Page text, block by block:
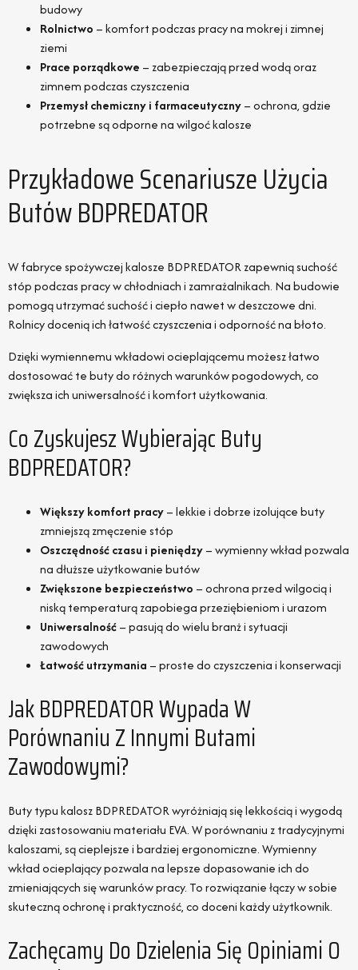
budowy
Rolnictwo – komfort podczas pracy na mokrej i zimnej
ziemi
Prace porządkowe – zabezpieczają przed wodą oraz
zimnem podczas czyszczenia
Przemysł chemiczny i farmaceutyczny– ochrona, gdzie
potrzebne są odporne na wilgoć kalosze
Przykładowe Scenariusze Użycia
Butów BDPREDATOR
W fabryce spożywczej kalosze BDPREDATOR zapewnią suchość
stóp podczas pracy w chłodniach i zamrażalnikach. Na budowie
pomogą utrzymać suchość i ciepło nawet w deszczowe dni.
Rolnicy docenią ich łatwość czyszczenia i odporność na błoto.
Dzięki wymiennemu wkładowi ocieplającemu możesz łatwo
dostosować te buty do różnych warunków pogodowych, co
zwiększa ich uniwersalność i komfort użytkowania.
Co Zyskujesz Wybierając Buty
BDPREDATOR?
Większy komfort pracy– lekkie i dobrze izolujące buty
zmniejszą zmęczenie stóp
Oszczędność czasu i pieniędzy– wymienny wkład pozwala
na dłuższe użytkowanie butów
Zwiększone bezpieczeństwo – ochrona przed wilgocią i
niską temperaturą zapobiega przeziębieniom i urazom
Uniwersalność– pasują do wielu branż i sytuacji
zawodowych
Łatwość utrzymania – proste do czyszczenia i konserwacji
Jak BDPREDATOR Wypada W
Porównaniu Z Innymi Butami
Zawodowymi?
Buty typu kalosz BDPREDATOR wyróżniają się lekkością i wygodą
dzięki zastosowaniu materiału EVA. W porównaniu z tradycyjnymi
kaloszami, są cieplejsze i bardziej ergonomiczne. Wymienny
wkład ocieplający pozwala na lepsze dopasowanie ich do
zmieniających się warunków pracy. To rozwiązanie łączy w sobie
skuteczną ochronę i praktyczność, co doceni każdy użytkownik.
Zachęcamy Do Dzielenia Się Opiniami O